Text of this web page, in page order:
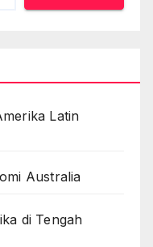
Latin
Australia
di Tengah